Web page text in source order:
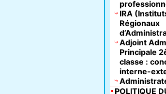
IRA
Régionaux
Adjoint
Principale
classe :
interne-
POLITIQUE